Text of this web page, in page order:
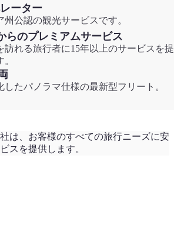
ーター
州公認の観光サービスです。
らのプレミアムサービス
訪れる旅行者に15年以上のサービスを
したパノラマ仕様の最新型フリート。
は、お客様のすべての旅行ニーズに安
スを提供します。